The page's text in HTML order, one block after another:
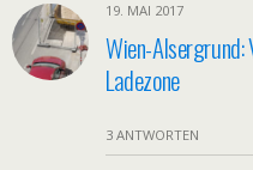
19. MAI 2017
Wien-
Ladezone
3 ANTWORTEN